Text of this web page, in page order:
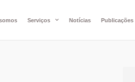
Serviços Notícias Publicações